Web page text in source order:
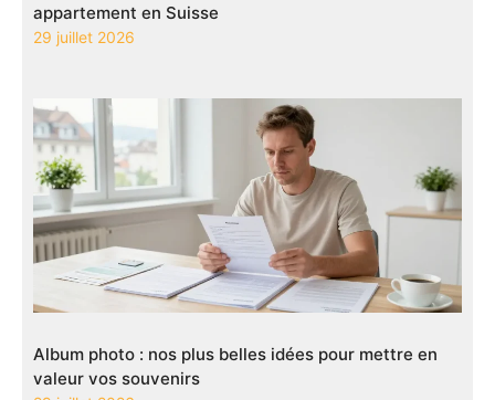
appartement en Suisse
29 juillet 2026
Album photo : nos plus belles idées pour mettre en
valeur vos souvenirs